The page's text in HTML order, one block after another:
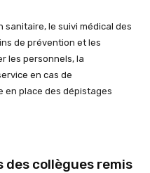
sanitaire, le suivi médical des
de prévention et les
les personnels, la
en cas de
en place des dépistages
collègues remis